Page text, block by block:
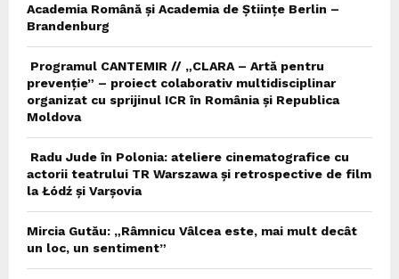
Academia Română și Academia de Științe Berlin –
Brandenburg
Programul CANTEMIR // „CLARA – Artă pentru
prevenție” – proiect colaborativ multidisciplinar
organizat cu sprijinul ICR în România și Republica
Moldova
Radu Jude în Polonia: ateliere cinematografice cu
actorii teatrului TR Warszawa și retrospective de film
la Łódź și Varșovia
Mircia Gutău: „Râmnicu Vâlcea este, mai mult decât
un loc, un sentiment”